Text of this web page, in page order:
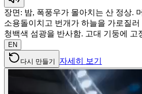
장면: 밤, 폭풍우가 몰아치는 산 정상.
소용돌이치고 번개가 하늘을 가로질
청백색 섬광을 반사함. 고대 기둥에
EN
다시 만들기 자세히 보기